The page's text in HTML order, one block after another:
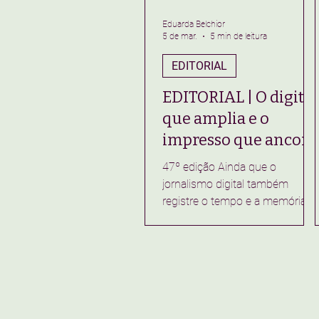
EDITORIAL | O digital
que amplia e o
impresso que ancora
47º edição Ainda que o
jornalismo digital também
registre o tempo e a memória,
EDITORIAL
Eduarda Belchior
5 de mar.
5 min de leitura